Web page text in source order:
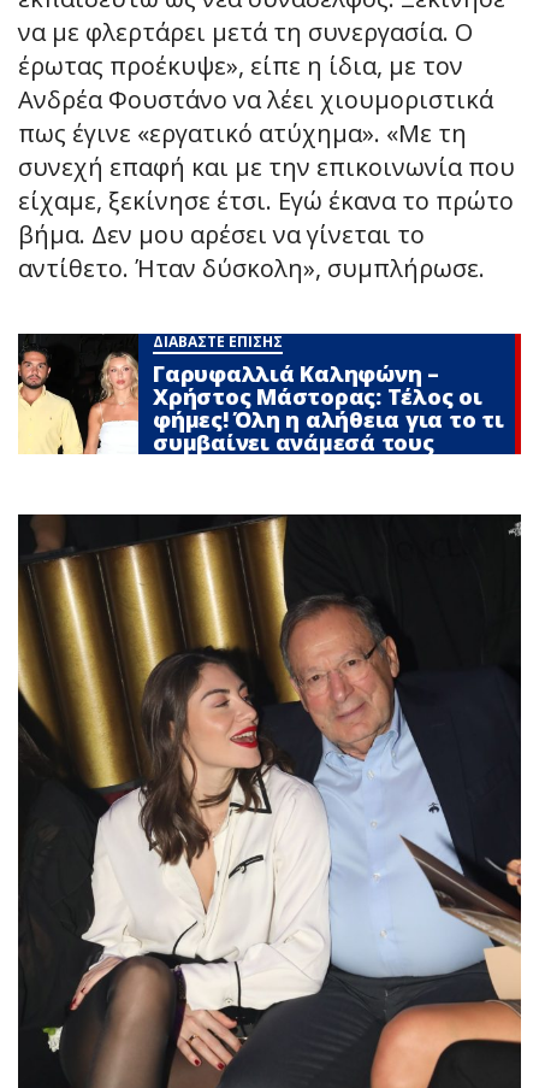
να με φλερτάρει μετά τη συνεργασία. Ο
έρωτας προέκυψε», είπε η ίδια, με τον
Ανδρέα Φουστάνο να λέει χιουμοριστικά
πως έγινε «εργατικό ατύχημα». «Με τη
συνεχή επαφή και με την επικοινωνία που
είχαμε, ξεκίνησε έτσι. Εγώ έκανα το πρώτο
βήμα. Δεν μου αρέσει να γίνεται το
αντίθετο. Ήταν δύσκολη», συμπλήρωσε.
ΔΙΑΒΑΣΤΕ ΕΠΙΣΗΣ
Γαρυφαλλιά Καληφώνη –
Χρήστος Μάστορας: Τέλος οι
φήμες! Όλη η αλήθεια για το τι
συμβαίνει ανάμεσά τους